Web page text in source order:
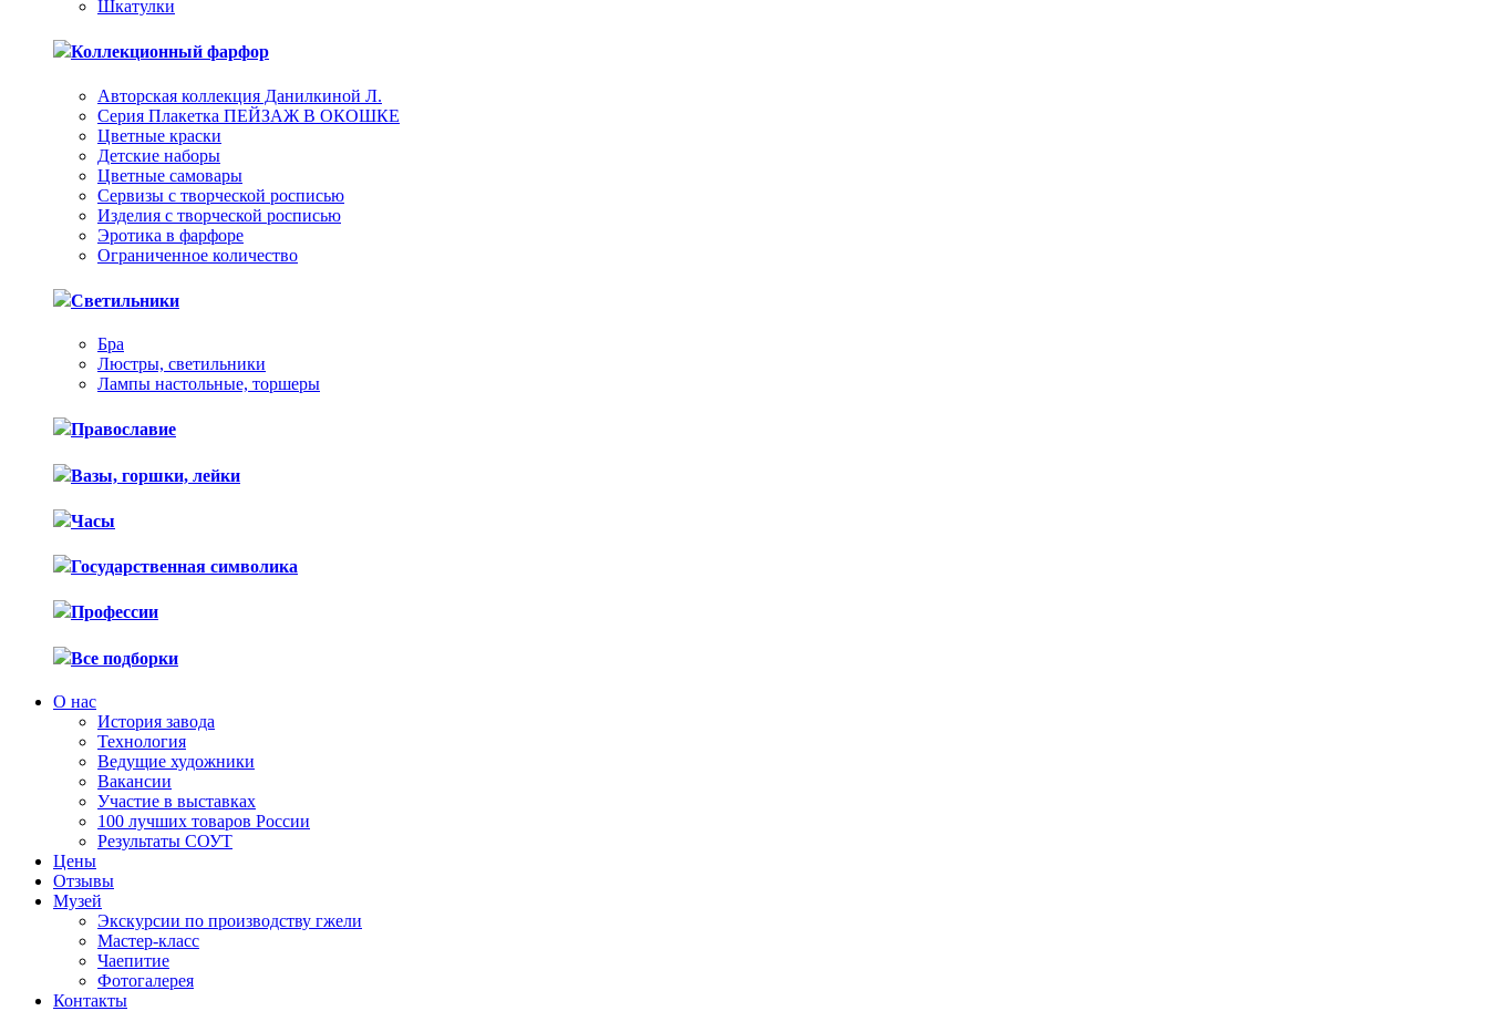
Шкатулки
Коллекционный фарфор
Авторская коллекция Данилкиной Л.
Серия Плакетка ПЕЙЗАЖ В ОКОШКЕ
Цветные краски
Детские наборы
Цветные самовары
Сервизы с творческой росписью
Изделия с творческой росписью
Эротика в фарфоре
Ограниченное количество
Светильники
Бра
Люстры, светильники
Лампы настольные, торшеры
Православие
Вазы, горшки, лейки
Часы
Государственная символика
Профессии
Все подборки
О нас
История завода
Технология
Ведущие художники
Вакансии
Участие в выставках
100 лучших товаров России
Результаты СОУТ
Цены
Отзывы
Музей
Экскурсии по производству гжели
Мастер-класс
Чаепитие
Фотогалерея
Контакты